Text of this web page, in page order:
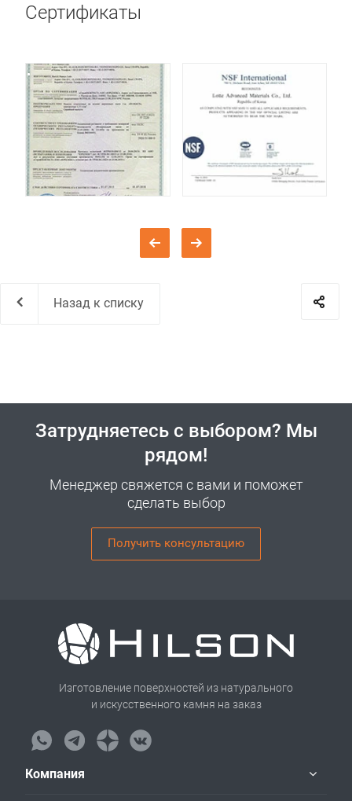
Сертификаты
Назад к списку
Затрудняетесь с выбором? Мы
рядом!
Менеджер свяжется с вами и поможет
сделать выбор
Получить консультацию
Изготовление поверхностей из натурального
и искусственного камня на заказ
Компания